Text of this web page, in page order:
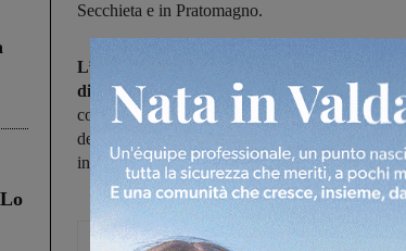
Secchieta e in Pratomagno.
L’allerta neve di colore giallo sarà in vigore
di domani, mercoledì 18 gennaio, anche nella
comunque a quote collinari e montane. La
della Città Metropolitana di Firenze ricorda
invernali a bordo e raccomanda la massima